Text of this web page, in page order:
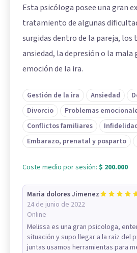
Esta psicóloga posee una gran
tratamiento de algunas
surgidas dentro de la pareja, los
ansiedad, la depresión o la mala
emoción de la ira.
Gestión de la ira Ansiedad
Divorcio
Problemas
Conflictos familiares
Embarazo, prenatal y posparto
Coste medio por sesión: $ 200.000
Maria dolores Jimenez
24 de junio de 2022
Online
Melissa es una gran psicologa,
situación y supo llegar a la raiz del
juntas usamos herramientas para